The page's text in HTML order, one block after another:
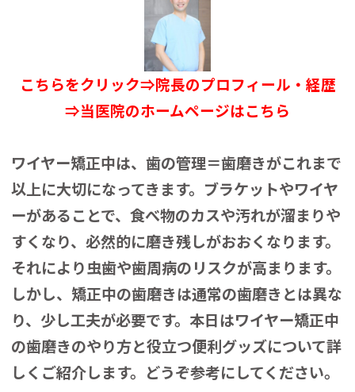
こちらをクリック⇒院長のプロフィール・経歴
⇒当医院のホームページはこちら
ワイヤー矯正中は、歯の管理＝歯磨きがこれまで
以上に大切になってきます。ブラケットやワイヤ
ーがあることで、食べ物のカスや汚れが溜まりや
すくなり、必然的に磨き残しがおおくなります。
それにより虫歯や歯周病のリスクが高まります。
しかし、矯正中の歯磨きは通常の歯磨きとは異な
り、少し工夫が必要です。本日はワイヤー矯正中
の歯磨きのやり方と役立つ便利グッズについて詳
しくご紹介します。どうぞ参考にしてください。